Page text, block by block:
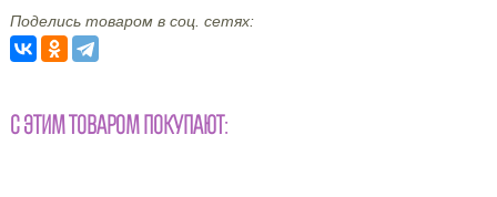
Поделись товаром в соц. сетях:
С ЭТИМ ТОВАРОМ ПОКУПАЮТ: